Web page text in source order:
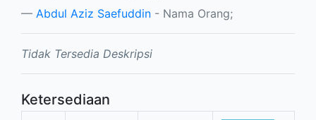
Abdul Aziz Saefuddin - Nama Orang;
Tidak Tersedia Deskripsi
Ketersediaan